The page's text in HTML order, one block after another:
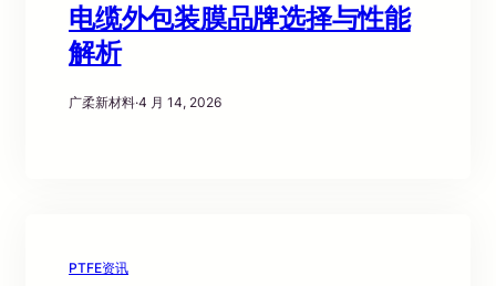
电缆外包装膜品牌选择与性能
解析
广柔新材料·4 月 14, 2026
PTFE资讯